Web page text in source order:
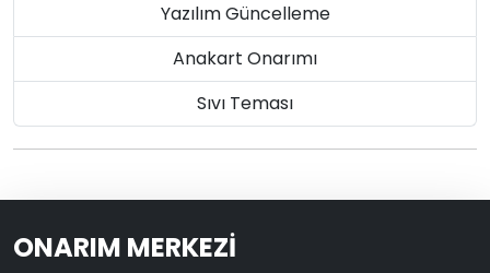
Yazılım Güncelleme
Anakart Onarımı
Sıvı Teması
ONARIM MERKEZİ